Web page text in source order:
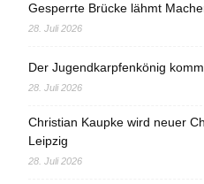
Gesperrte Brücke lähmt
28. Juli 2026
Der Jugendkarpfenkönig
28. Juli 2026
Christian Kaupke wird neuer
Leipzig
28. Juli 2026